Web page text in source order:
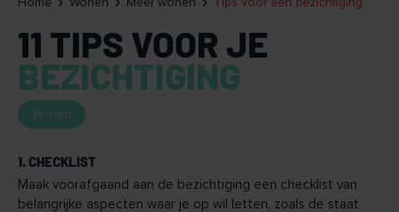
Home Wonen Meer wonen Tips voor een bezichtiging
11 TIPS VOOR JE
BEZICHTIGING
Wonen
1. CHECKLIST
Maak voorafgaand aan de bezichtiging een checklist van
belangrijke aspecten waar je op wil letten, zoals de staat